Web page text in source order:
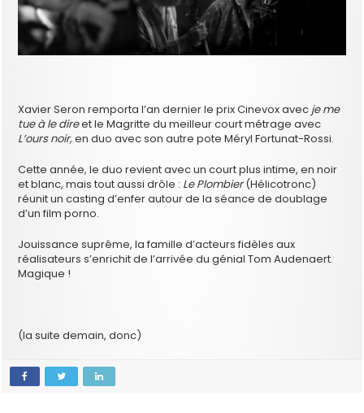
Xavier Seron remporta l’an dernier le prix Cinevox avec je me
tue à le direet le Magritte du meilleur court métrage avec
L’ours noir,en duo avec son autre pote Méryl Fortunat-Rossi.
Cette année, le duo revient avec un court plus intime, en noir
et blanc, mais tout aussi drôle : Le Plombier(Hélicotronc)
réunit un casting d’enfer autour de la séance de doublage
d’un film porno.
Jouissance suprême, la famille d’acteurs fidèles aux
réalisateurs s’enrichit de l’arrivée du génial Tom Audenaert.
Magique !
(la suite demain, donc)